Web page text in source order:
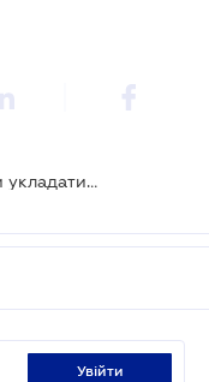
Трудовий договір можуть дозволити укладати в електронній формі
увійти